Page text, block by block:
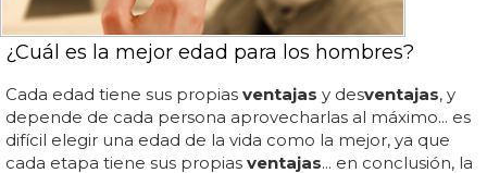
¿Cuál es la mejor edad para los hombres?
Cada edad tiene sus propias ventajas y desventajas, y
depende de cada persona aprovecharlas al máximo... es
difícil elegir una edad de la vida como la mejor, ya que
cada etapa tiene sus propias ventajas... en conclusión, la